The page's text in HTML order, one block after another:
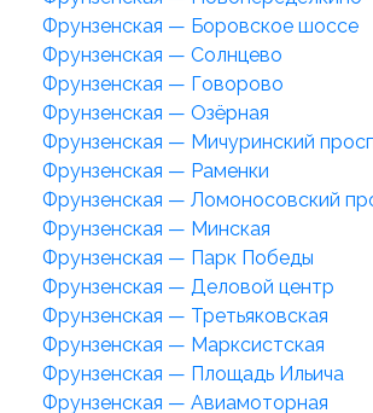
Фрунзенская — Боровское шоссе
Фрунзенская — Солнцево
Фрунзенская — Говорово
Фрунзенская — Озёрная
Фрунзенская — Мичуринский
Фрунзенская — Раменки
Фрунзенская — Ломоносовский
Фрунзенская — Минская
Фрунзенская — Парк Победы
Фрунзенская — Деловой центр
Фрунзенская — Третьяковская
Фрунзенская — Марксистская
Фрунзенская — Площадь Ильича
Фрунзенская — Авиамоторная